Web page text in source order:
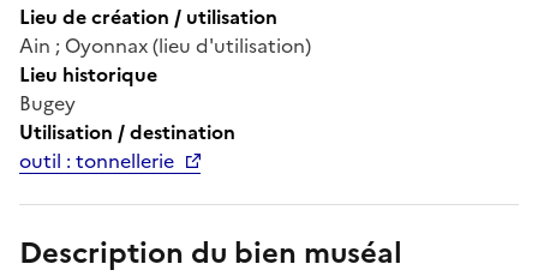
Lieu de création / utilisation
Ain ; Oyonnax (lieu d'utilisation)
Lieu historique
Bugey
Utilisation / destination
outil : tonnellerie
Description du bien muséal